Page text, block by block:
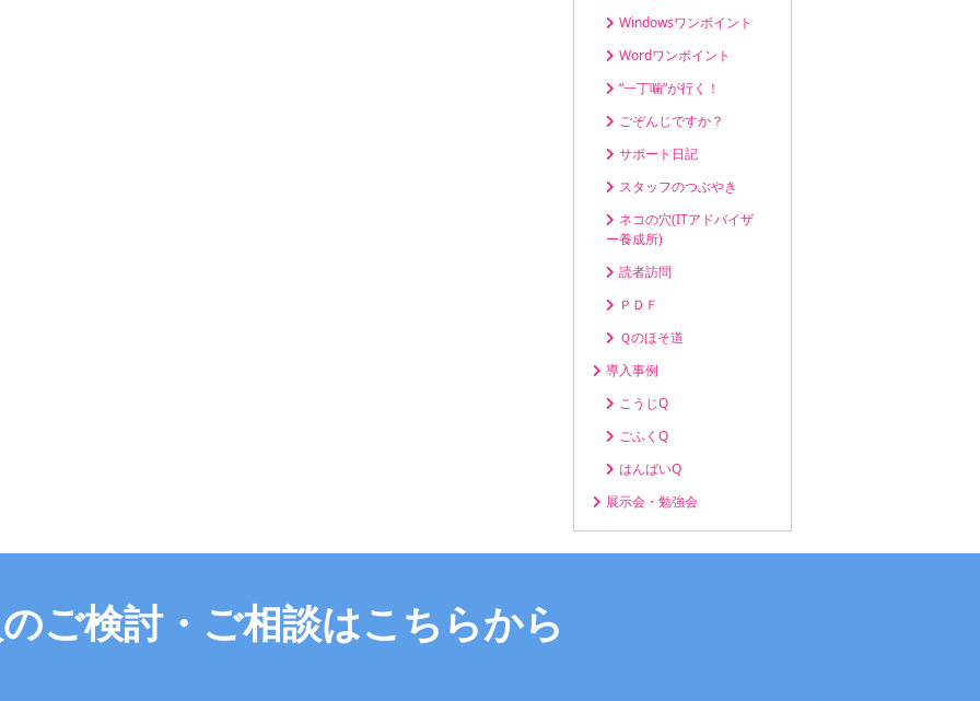
Windowsワンポイント
Wordワンポイント
“一丁噛”が行く！
ごぞんじですか？
サポート日記
スタッフのつぶやき
ネコの穴(ITアドバイザ
ー養成所)
読者訪問
ＰＤＦ
Ｑのほそ道
導入事例
こうじQ
ごふくQ
はんばいQ
展示会・勉強会
ご検討・ご相談はこちらから